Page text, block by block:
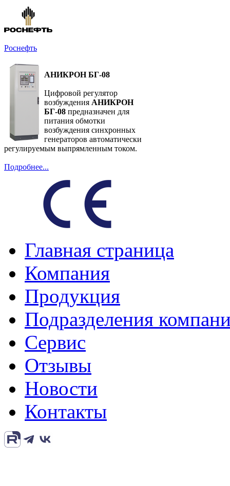
Роснефть
АНИКРОН БГ-08
Цифровой регулятор
возбуждения АНИКРОН
БГ-08 предназначен для
питания обмотки
возбуждения синхронных
генераторов автоматически
регулируемым выпрямленным током.
Подробнее...
Главная страница
Компания
Продукция
Подразделения
Сервис
Отзывы
Новости
Контакты